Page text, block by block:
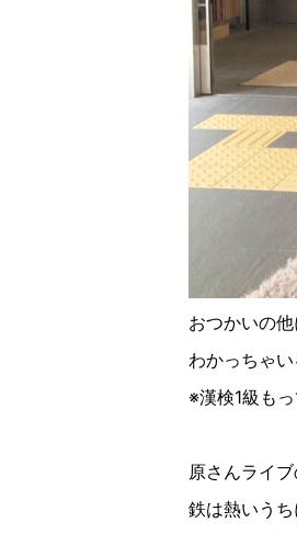
おつかいの
わかっちゃ
※漢検1級も
原さんライ
鉄は熱いうち